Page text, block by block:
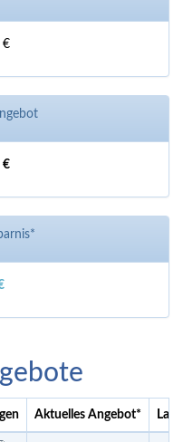
€
€
Aktuelles Angebot*